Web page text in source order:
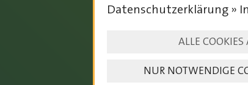
23. – 25.
Datenschutzerklärung »
ALLE COOKIES
NUR NOTWENDIGE